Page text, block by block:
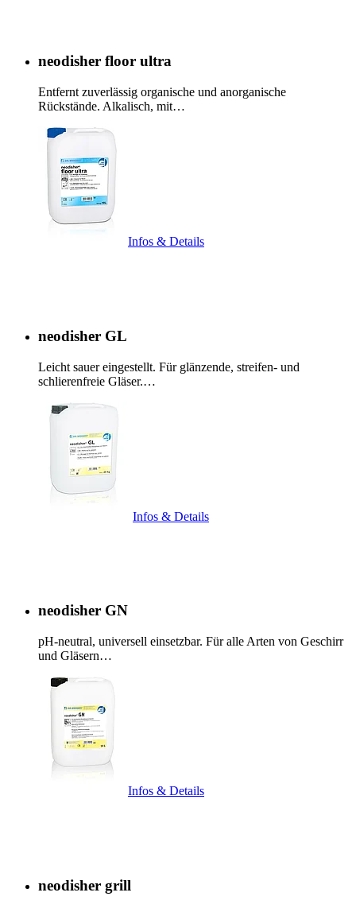
neodisher floor ultra
Entfernt zuverlässig organische und anorganische
Rückstände. Alkalisch, mit…
Infos & Details
neodisher GL
Leicht sauer eingestellt. Für glänzende, streifen- und
schlierenfreie Gläser.…
Infos & Details
neodisher GN
pH-neutral, universell einsetzbar. Für alle Arten von Geschirr
und Gläsern…
Infos & Details
neodisher grill